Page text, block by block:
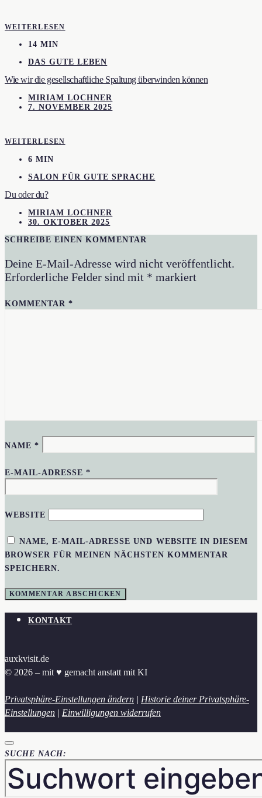
WEITERLESEN
14 MIN
DAS GUTE LEBEN
Wie wir die gesellschaftliche Spaltung überwinden können
MIRIAM LOCHNER
7. NOVEMBER 2025
WEITERLESEN
6 MIN
SALON FÜR GUTE SPRACHE
Du oder du?
MIRIAM LOCHNER
30. OKTOBER 2025
SCHREIBE EINEN KOMMENTAR
Deine E-Mail-Adresse wird nicht veröffentlicht.
Erforderliche Felder sind mit * markiert
KOMMENTAR*
NAME*
E-MAIL-ADRESSE*
WEBSITE
NAME, E-MAIL-ADRESSE UND WEBSITE IN DIESEM
BROWSER FÜR MEINEN NÄCHSTEN KOMMENTAR
SPEICHERN.
KONTAKT
auxkvisit.de
© 2026 – mit ♥︎ gemacht anstatt mit KI
Privatsphäre-Einstellungen ändern | Historie deiner Privatsphäre-
Einstellungen | Einwilligungen widerrufen
SUCHE NACH: